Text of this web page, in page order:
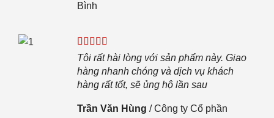
Bình
Tôi rất hài lòng với sản phẩm này. Giao
hàng nhanh chóng và dịch vụ khách
hàng rất tốt, sẽ ủng hộ lần sau
Trần Văn Hùng /Công ty Cổ phần